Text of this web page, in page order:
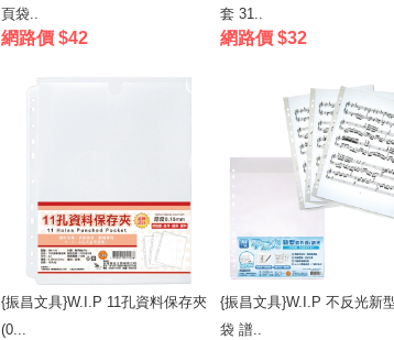
頁袋..
網路價 $42
套 31..
網路價 $32
{振昌文具}W.I.P 11孔資料保存夾
(0...
{振昌文具}W.I.P 不反光新
袋 譜..